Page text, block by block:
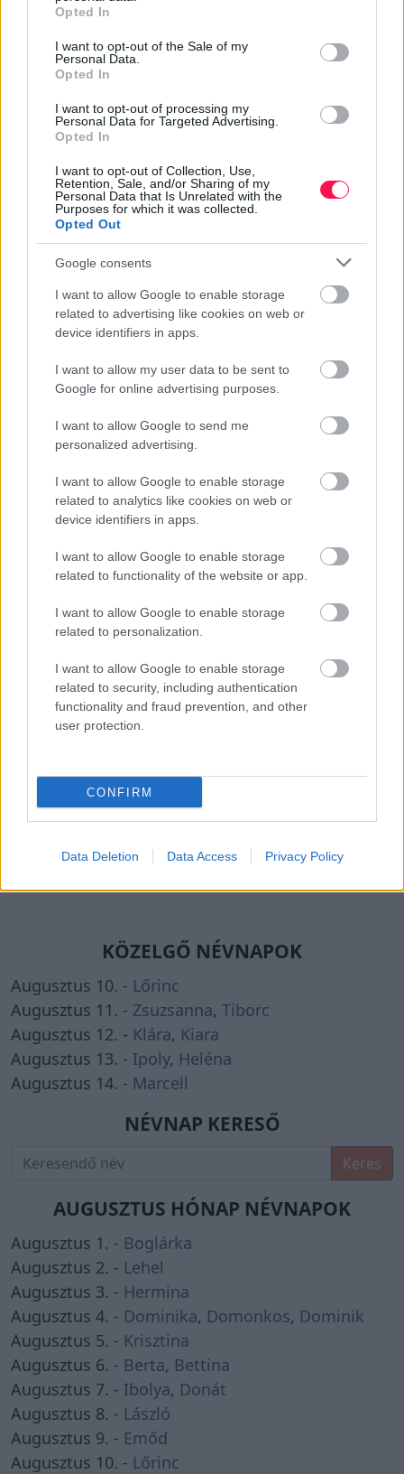
use your data for below specified purposes in below Google
consent section.
Opted In
I want to opt-out of the Sale of my
Personal Data.
Opted In
I want to opt-out of processing my
Personal Data for Targeted Advertising.
Opted In
I want to opt-out of Collection, Use,
Retention, Sale, and/or Sharing of my
Personal Data that Is Unrelated with the
Purposes for which it was collected.
Opted Out
Google consents
I want to allow Google to enable storage
related to advertising like cookies on web or
device identifiers in apps.
I want to allow my user data to be sent to
Google for online advertising purposes.
I want to allow Google to send me
personalized advertising.
I want to allow Google to enable storage
related to analytics like cookies on web or
device identifiers in apps.
I want to allow Google to enable storage
related to functionality of the website or app.
I want to allow Google to enable storage
related to personalization.
I want to allow Google to enable storage
related to security, including authentication
functionality and fraud prevention, and other
user protection.
CONFIRM
Data Deletion Data Access Privacy Policy
Your Body
Ez is érdekelhet
További tartalmak a témában
Hubert , az olimpiai aranyos név
2024-08-02 13:10 | Nézettség: 1500
A Hubert név nagyon ritka Magyarországon, 2020-ban
mindössze 129 férfi viselte ezt a nevet hazánkban, akik
közül az egyik Hubert sokat tett azért, hogy a név
népszerűsége jelentősen emelkedjen 2024-től. Az illetőt
Kós Hubertnek hívják, aki megnyerte a 200 méteres
hátúszás döntőjét, megszerezve Magyarország első
olimpiai aranyérmét a párizsi olimpián.
Névnapok ABC sorrendben
Milyen névnap van ma?
KÖZELGŐ NÉVNAPOK
Augusztus 10. - Lőrinc
Augusztus 11. - Zsuzsanna, Tiborc
Augusztus 12. - Klára, Kiara
Augusztus 13. - Ipoly, Heléna
Augusztus 14. - Marcell
NÉVNAP KERESŐ
Keres
AUGUSZTUS HÓNAP NÉVNAPOK
Augusztus 1. - Boglárka
Augusztus 2. - Lehel
Augusztus 3. - Hermina
Augusztus 4. - Dominika, Domonkos, Dominik
Augusztus 5. - Krisztina
Augusztus 6. - Berta, Bettina
Augusztus 7. - Ibolya, Donát
Augusztus 8. - László
Augusztus 9. - Emőd
Augusztus 10. - Lőrinc